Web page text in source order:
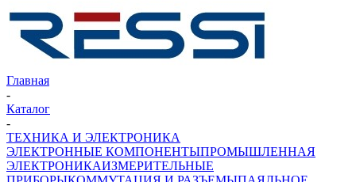
Главная
-
Каталог
-
ТЕХНИКА И ЭЛЕКТРОНИКА
ЭЛЕКТРОННЫЕ КОМПОНЕНТЫПРОМЫШЛЕННАЯ
ЭЛЕКТРОНИКАИЗМЕРИТЕЛЬНЫЕ